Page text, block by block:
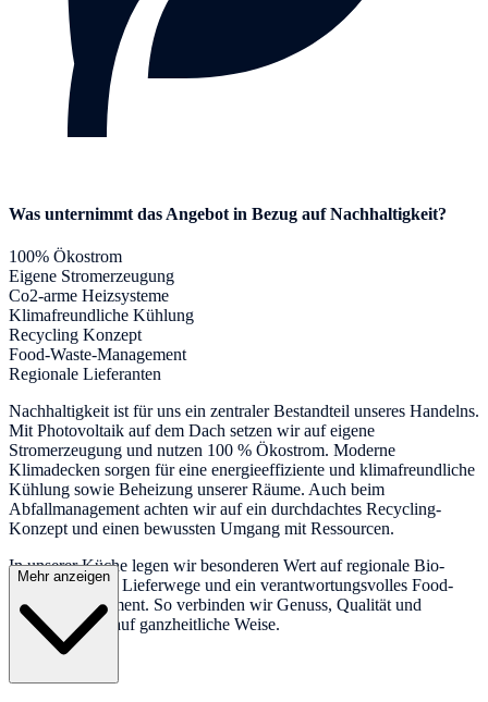
Was unternimmt das Angebot in Bezug auf Nachhaltigkeit?
100% Ökostrom
Eigene Stromerzeugung
Co2-arme Heizsysteme
Klimafreundliche Kühlung
Recycling Konzept
Food-Waste-Management
Regionale Lieferanten
Nachhaltigkeit ist für uns ein zentraler Bestandteil unseres Handelns.
Mit Photovoltaik auf dem Dach setzen wir auf eigene
Stromerzeugung und nutzen 100 % Ökostrom. Moderne
Klimadecken sorgen für eine energieeffiziente und klimafreundliche
Kühlung sowie Beheizung unserer Räume. Auch beim
Abfallmanagement achten wir auf ein durchdachtes Recycling-
Konzept und einen bewussten Umgang mit Ressourcen.
In unserer Küche legen wir besonderen Wert auf regionale Bio-
Produkte, kurze Lieferwege und ein verantwortungsvolles Food-
Waste-Management. So verbinden wir Genuss, Qualität und
Nachhaltigkeit auf ganzheitliche Weise.
Mehr anzeigen